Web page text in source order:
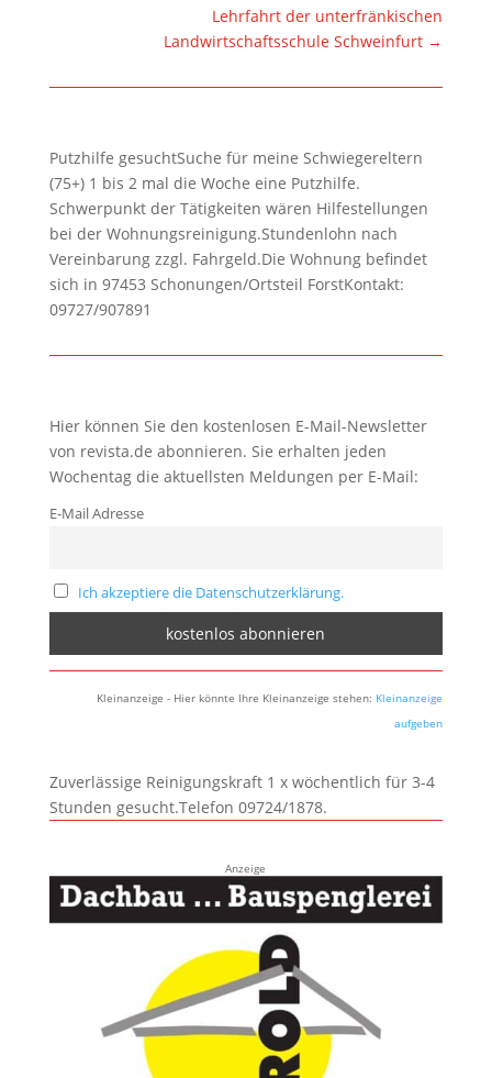
Lehrfahrt der unterfränkischen
Landwirtschaftsschule Schweinfurt →
Putzhilfe gesuchtSuche für meine Schwiegereltern
(75+) 1 bis 2 mal die Woche eine Putzhilfe.
Schwerpunkt der Tätigkeiten wären Hilfestellungen
bei der Wohnungsreinigung.Stundenlohn nach
Vereinbarung zzgl. Fahrgeld.Die Wohnung befindet
sich in 97453 Schonungen/Ortsteil ForstKontakt:
09727/907891
Hier können Sie den kostenlosen E-Mail-Newsletter
von revista.de abonnieren. Sie erhalten jeden
Wochentag die aktuellsten Meldungen per E-Mail:
E-Mail Adresse
Ich akzeptiere die Datenschutzerklärung.
Kleinanzeige - Hier könnte Ihre Kleinanzeige stehen: Kleinanzeige
aufgeben
Zuverlässige Reinigungskraft 1 x wöchentlich für 3-4
Stunden gesucht.Telefon 09724/1878.
Anzeige